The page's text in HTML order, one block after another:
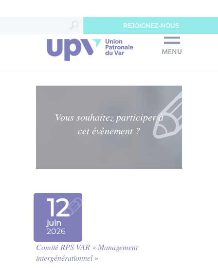
MENU
REJOIGNEZ-NOUS
Vous souhaitez participer à
cet évènement ?
12
juin
2026
Comité RPS VAR « Management
intergénérationnel »